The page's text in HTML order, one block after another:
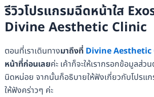
รีวิวโปรแกรมฉีดหน้าใส
Divine Aesthetic Clinic
ตอนที่เราเดินทางมาถึงที่ Divine Aesthetic
หน้าที่ก่อนเลยค่ะ เค้าก็จะให้เรากรอกข้อมูลส่ว
นิดหน่อย จากนั้นก็อธิบายให้ฟังเกี่ยวกับโปรแ
ให้ฟังคร่าวๆ ค่ะ